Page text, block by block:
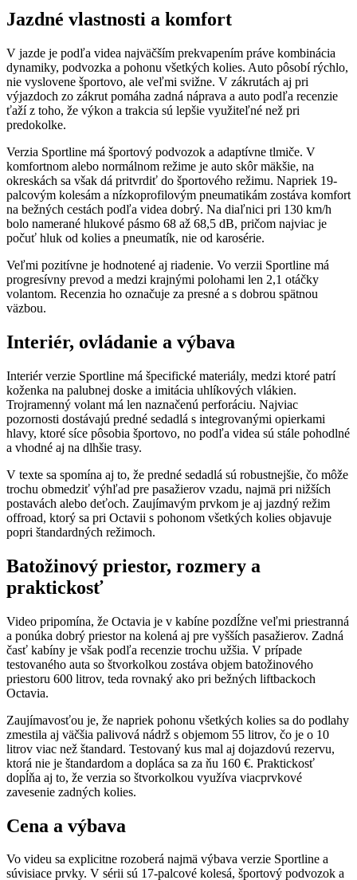
Jazdné vlastnosti a komfort
V jazde je podľa videa najväčším prekvapením práve kombinácia
dynamiky, podvozka a pohonu všetkých kolies. Auto pôsobí rýchlo,
nie vyslovene športovo, ale veľmi svižne. V zákrutách aj pri
výjazdoch zo zákrut pomáha zadná náprava a auto podľa recenzie
ťaží z toho, že výkon a trakcia sú lepšie využiteľné než pri
predokolke.
Verzia Sportline má športový podvozok a adaptívne tlmiče. V
komfortnom alebo normálnom režime je auto skôr mäkšie, na
okreskách sa však dá pritvrdiť do športového režimu. Napriek 19-
palcovým kolesám a nízkoprofilovým pneumatikám zostáva komfort
na bežných cestách podľa videa dobrý. Na diaľnici pri 130 km/h
bolo namerané hlukové pásmo 68 až 68,5 dB, pričom najviac je
počuť hluk od kolies a pneumatík, nie od karosérie.
Veľmi pozitívne je hodnotené aj riadenie. Vo verzii Sportline má
progresívny prevod a medzi krajnými polohami len 2,1 otáčky
volantom. Recenzia ho označuje za presné a s dobrou spätnou
väzbou.
Interiér, ovládanie a výbava
Interiér verzie Sportline má špecifické materiály, medzi ktoré patrí
koženka na palubnej doske a imitácia uhlíkových vlákien.
Trojramenný volant má len naznačenú perforáciu. Najviac
pozornosti dostávajú predné sedadlá s integrovanými opierkami
hlavy, ktoré síce pôsobia športovo, no podľa videa sú stále pohodlné
a vhodné aj na dlhšie trasy.
V texte sa spomína aj to, že predné sedadlá sú robustnejšie, čo môže
trochu obmedziť výhľad pre pasažierov vzadu, najmä pri nižších
postavách alebo deťoch. Zaujímavým prvkom je aj jazdný režim
offroad, ktorý sa pri Octavii s pohonom všetkých kolies objavuje
popri štandardných režimoch.
Batožinový priestor, rozmery a
praktickosť
Video pripomína, že Octavia je v kabíne pozdĺžne veľmi priestranná
a ponúka dobrý priestor na kolená aj pre vyšších pasažierov. Zadná
časť kabíny je však podľa recenzie trochu užšia. V prípade
testovaného auta so štvorkolkou zostáva objem batožinového
priestoru 600 litrov, teda rovnaký ako pri bežných liftbackoch
Octavia.
Zaujímavosťou je, že napriek pohonu všetkých kolies sa do podlahy
zmestila aj väčšia palivová nádrž s objemom 55 litrov, čo je o 10
litrov viac než štandard. Testovaný kus mal aj dojazdovú rezervu,
ktorá nie je štandardom a dopláca sa za ňu 160 €. Praktickosť
dopĺňa aj to, že verzia so štvorkolkou využíva viacprvkové
zavesenie zadných kolies.
Cena a výbava
Vo videu sa explicitne rozoberá najmä výbava verzie Sportline a
súvisiace prvky. V sérii sú 17-palcové kolesá, športový podvozok a